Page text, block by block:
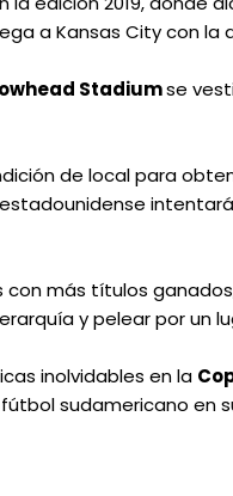
a Kansas City con la
Stadiumse
de local para
más títulos
y pelear por un
inolvidables en la
sudamericano en